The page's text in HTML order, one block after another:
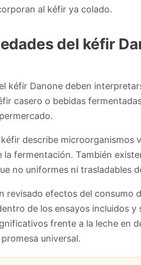
al kéfir ya colado.
del kéfir
kéfir Danone deben
casero o bebidas
describe
la fermentación. También
no uniformes ni trasladables
revisado efectos del
de los ensayos incluidos
frente a la leche en
universal.